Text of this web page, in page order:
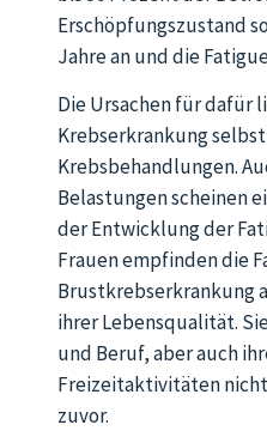
Erschöpfungszustand
Jahre an und die
Die Ursachen für dafür
Krebserkrankung
Krebsbehandlungen.
Belastungen scheinen
der Entwicklung der
Frauen empfinden die
Brustkrebserkrankung
ihrer Lebensqualität.
und Beruf, aber auch
Freizeitaktivitäten
zuvor.